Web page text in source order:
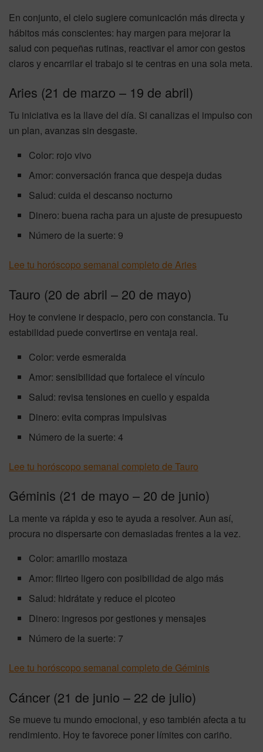
En conjunto, el cielo sugiere comunicación más directa y
hábitos más conscientes: hay margen para mejorar la
salud con pequeñas rutinas, reactivar el amor con gestos
claros y encarrilar el trabajo si te centras en una sola meta.
Aries (21 de marzo – 19 de abril)
Tu iniciativa es la llave del día. Si canalizas el impulso con
un plan, avanzas sin desgaste.
Color: rojo vivo
Amor: conversación franca que despeja dudas
Salud: cuida el descanso nocturno
Dinero: buena racha para un ajuste de presupuesto
Número de la suerte: 9
Lee tu horóscopo semanal completo de Aries
Tauro (20 de abril – 20 de mayo)
Hoy te conviene ir despacio, pero con constancia. Tu
estabilidad puede convertirse en ventaja real.
Color: verde esmeralda
Amor: sensibilidad que fortalece el vínculo
Salud: revisa tensiones en cuello y espalda
Dinero: evita compras impulsivas
Número de la suerte: 4
Lee tu horóscopo semanal completo de Tauro
Géminis (21 de mayo – 20 de junio)
La mente va rápida y eso te ayuda a resolver. Aun así,
procura no dispersarte con demasiadas frentes a la vez.
Color: amarillo mostaza
Amor: flirteo ligero con posibilidad de algo más
Salud: hidrátate y reduce el picoteo
Dinero: ingresos por gestiones y mensajes
Número de la suerte: 7
Lee tu horóscopo semanal completo de Géminis
Cáncer (21 de junio – 22 de julio)
Se mueve tu mundo emocional, y eso también afecta a tu
rendimiento. Hoy te favorece poner límites con cariño.